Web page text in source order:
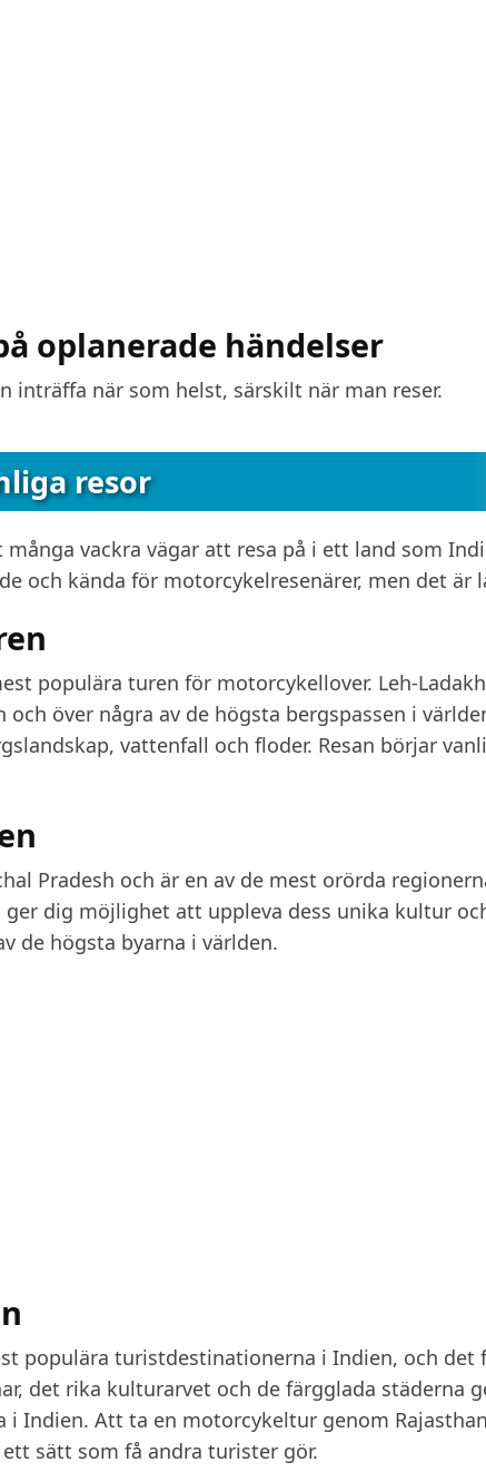
oplanerade händelser
inträffa när som helst, särskilt när man reser.
resor
vackra vägar att resa på i ett land som
och kända för motorcykelresenärer, men det är
populära turen för motorcykellover. Leh-
och över några av de högsta bergspassen i
vattenfall och floder. Resan börjar
Pradesh och är en av de mest orörda
dig möjlighet att uppleva dess unika kultur
de högsta byarna i världen.
populära turistdestinationerna i Indien, och det
det rika kulturarvet och de färgglada städerna
i Indien. Att ta en motorcykeltur genom
sätt som få andra turister gör.